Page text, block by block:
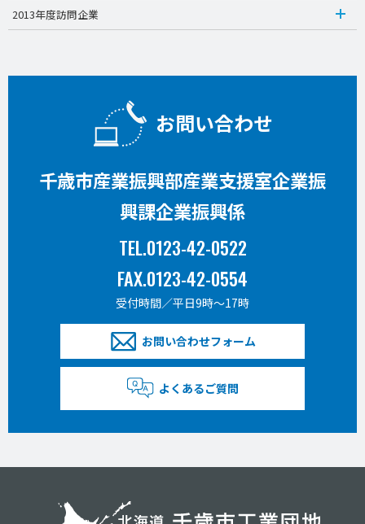
2013年度訪問企業
お問い合わせ
千歳市産業振興部産業支援室企業振
興課企業振興係
TEL.0123-42-0522
FAX.0123-42-0554
受付時間／平日9時〜17時
お問い合わせフォーム
よくあるご質問